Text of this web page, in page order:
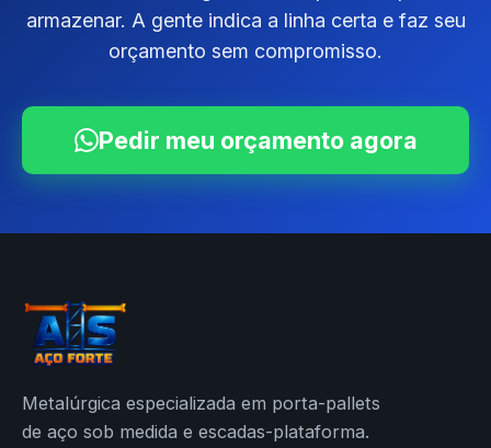
armazenar. A gente indica a linha certa e faz seu
orçamento sem compromisso.
Pedir meu orçamento agora
Metalúrgica especializada em porta-pallets
de aço sob medida e escadas-plataforma.